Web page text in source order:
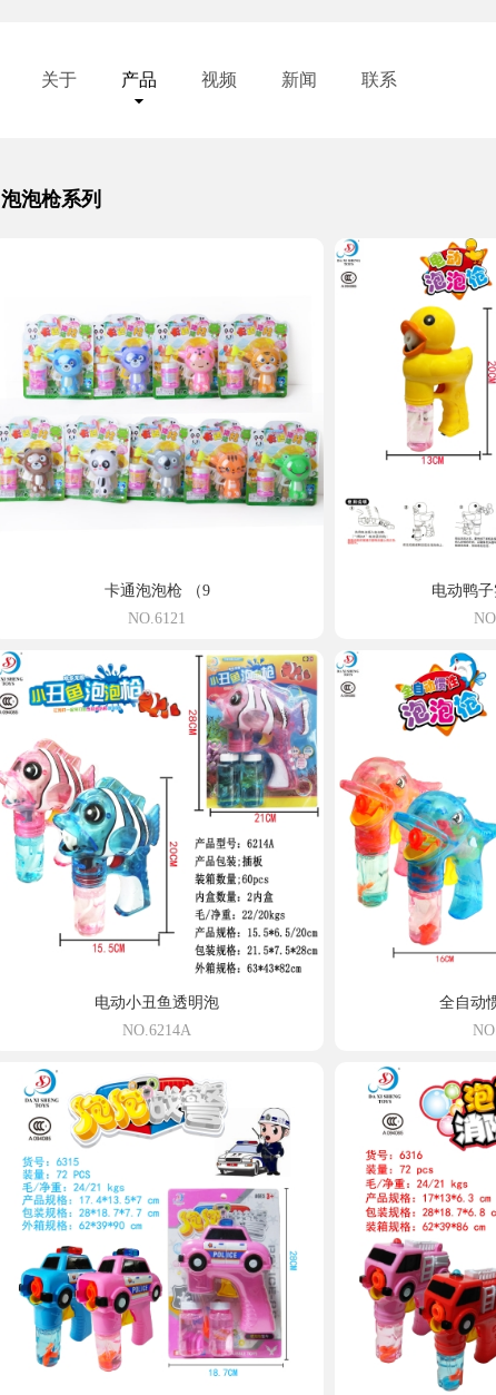
关于 产品 视频 新闻 联系
泡泡枪系列
卡通泡泡枪 （9
NO.6121
电动鸭
电动小丑鱼透明泡
NO.6214A
全自动